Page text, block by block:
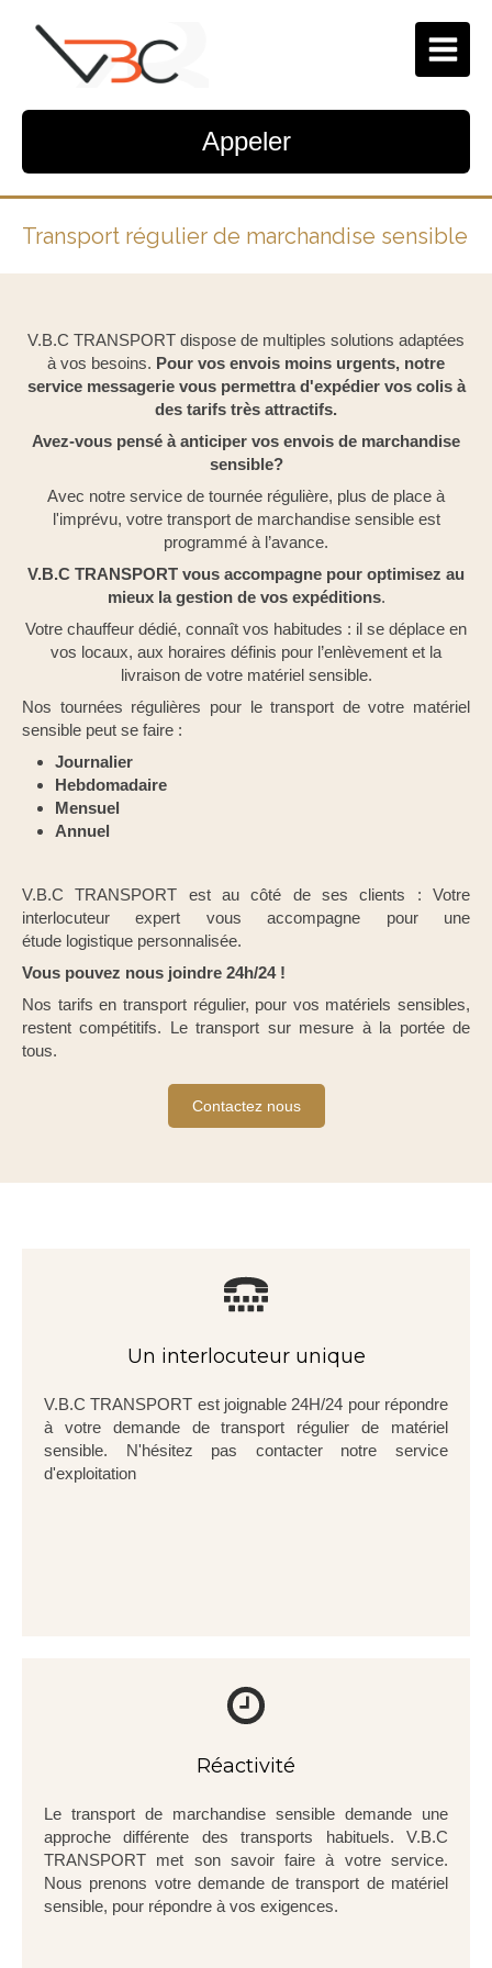
Appeler
Transport régulier de marchandise sensible
V.B.C TRANSPORT dispose de multiples solutions adaptées
à vos besoins. Pour vos envois moins urgents, notre
service messagerie vous permettra d'expédier vos colis à
des tarifs très attractifs.
Avez-vous pensé à anticiper vos envois de marchandise
sensible?
Avec notre service de tournée régulière, plus de place à
l'imprévu, votre transport de marchandise sensible est
programmé à l’avance.
V.B.C TRANSPORT vous accompagne pour optimisez au
mieux la gestion de vos expéditions.
Votre chauffeur dédié, connaît vos habitudes : il se déplace en
vos locaux, aux horaires définis pour l’enlèvement et la
livraison de votre matériel sensible.
Nos tournées régulières pour le transport de votre matériel
sensible peut se faire :
Journalier
Hebdomadaire
Mensuel
Annuel
V.B.C TRANSPORT est au côté de ses clients : Votre
interlocuteur expert vous accompagne pour une
étude logistique personnalisée.
Vous pouvez nous joindre 24h/24 !
Nos tarifs en transport régulier, pour vos matériels sensibles,
restent compétitifs. Le transport sur mesure à la portée de
tous.
Contactez nous
Un interlocuteur unique
V.B.C TRANSPORT est joignable 24H/24 pour répondre
à votre demande de transport régulier de matériel
sensible. N'hésitez pas contacter notre service
d'exploitation
Réactivité
Le transport de marchandise sensible demande une
approche différente des transports habituels. V.B.C
TRANSPORT met son savoir faire à votre service.
Nous prenons votre demande de transport de matériel
sensible, pour répondre à vos exigences.